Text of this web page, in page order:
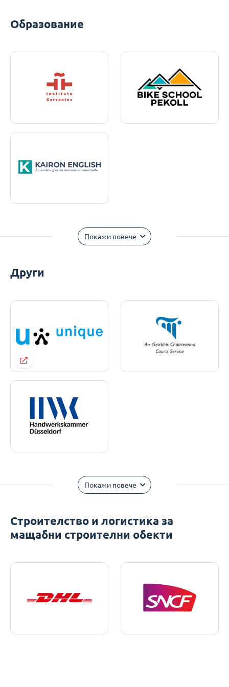
Образование
Покажи повече
Други
Покажи повече
Строителство и логистика за
мащабни строителни обекти